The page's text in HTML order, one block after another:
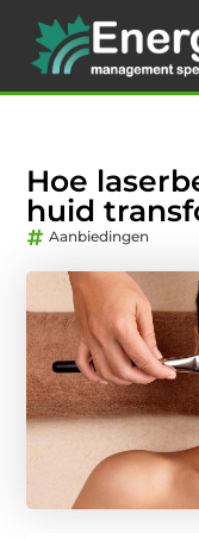
Hoe
huid
Aanbiedingen